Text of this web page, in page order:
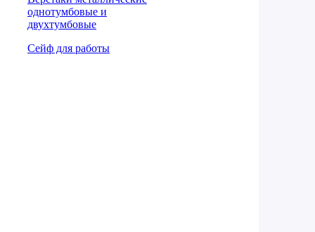
однотумбовые и
двухтумбовые
Сейф для работы